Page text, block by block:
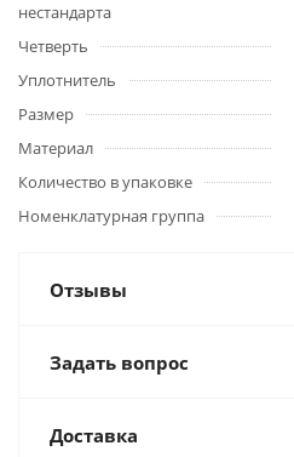
нестандарта
Четверть
Уплотнитель
Размер
Материал
Количество в упаковке
Номенклатурная группа
Отзывы
Задать вопрос
Доставка